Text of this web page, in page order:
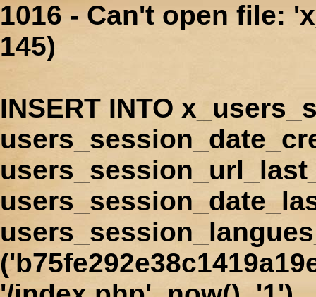
1016 - Can't open file:
145)
INSERT INTO